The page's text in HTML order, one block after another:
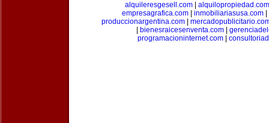
alquileresgesell.com| alquilopropiedad.com
empresagrafica.com| inmobiliariasusa.com|
produccionargentina.com|
bienesraicesenventa.com|
programacioninternet.com|